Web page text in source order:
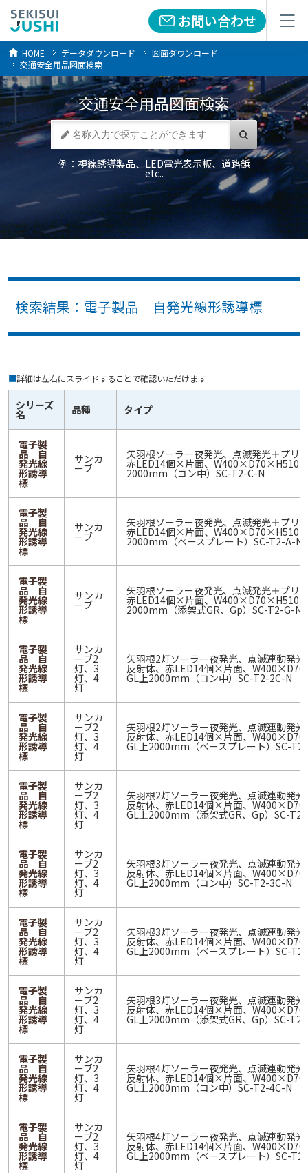
お問い合わせ
メニュー お問い合わせ
メニュー
HOME データダウンロード
図面ダウンロード
交通安全用品図面検索
交通安全用品図面検索
例：視線誘導製品、LED電光表示板、道路鋲
etc..
検索結果：電子製品 自発光線形誘導標
■詳細は左右にスライドすることで確認いただけます
シリーズ
名 品種 タイプ
電子製
品 自
発光線
形誘導
標
サンカ
ーブ
矢羽根ソーラー夜発光、点滅発光＋プリ
赤LED14個×片面、
2000mm（コン中）SC-T2-C-N
電子製
品 自
発光線
形誘導
標
サンカ
ーブ
矢羽根ソーラー夜発光、点滅発光＋プリ
赤LED14個×片面、
2000mm（ベースプレート）SC-T2-A-N
電子製
品 自
発光線
形誘導
標
サンカ
ーブ
矢羽根ソーラー夜発光、点滅発光＋プリ
赤LED14個×片面、
2000mm（添架式GR、Gp）SC-T2-G-N
電子製
品 自
発光線
形誘導
標
サンカ
ーブ2
灯、3
灯、4
灯
矢羽根2灯ソーラー夜発光、点滅連動発
反射体、赤LED14個×片面、
GL上2000mm（コン中）SC-T2-2C-N
電子製
品 自
発光線
形誘導
標
サンカ
ーブ2
灯、3
灯、4
灯
矢羽根2灯ソーラー夜発光、点滅連動発
反射体、赤LED14個×片面、
GL上2000mm（ベースプレート）SC-
電子製
品 自
発光線
形誘導
標
サンカ
ーブ2
灯、3
灯、4
灯
矢羽根2灯ソーラー夜発光、点滅連動発
反射体、赤LED14個×片面、
GL上2000mm（添架式GR、Gp）SC-
電子製
品 自
発光線
形誘導
標
サンカ
ーブ2
灯、3
灯、4
灯
矢羽根3灯ソーラー夜発光、点滅連動発
反射体、赤LED14個×片面、
GL上2000mm（コン中）SC-T2-3C-N
電子製
品 自
発光線
形誘導
標
サンカ
ーブ2
灯、3
灯、4
灯
矢羽根3灯ソーラー夜発光、点滅連動発
反射体、赤LED14個×片面、
GL上2000mm（ベースプレート）SC-
電子製
品 自
発光線
形誘導
標
サンカ
ーブ2
灯、3
灯、4
灯
矢羽根3灯ソーラー夜発光、点滅連動発
反射体、赤LED14個×片面、
GL上2000mm（添架式GR、Gp）SC-
電子製
品 自
発光線
形誘導
標
サンカ
ーブ2
灯、3
灯、4
灯
矢羽根4灯ソーラー夜発光、点滅連動発
反射体、赤LED14個×片面、
GL上2000mm（コン中）SC-T2-4C-N
電子製
品 自
発光線
形誘導
標
サンカ
ーブ2
灯、3
灯、4
灯
矢羽根4灯ソーラー夜発光、点滅連動発
反射体、赤LED14個×片面、
GL上2000mm（ベースプレート）SC-